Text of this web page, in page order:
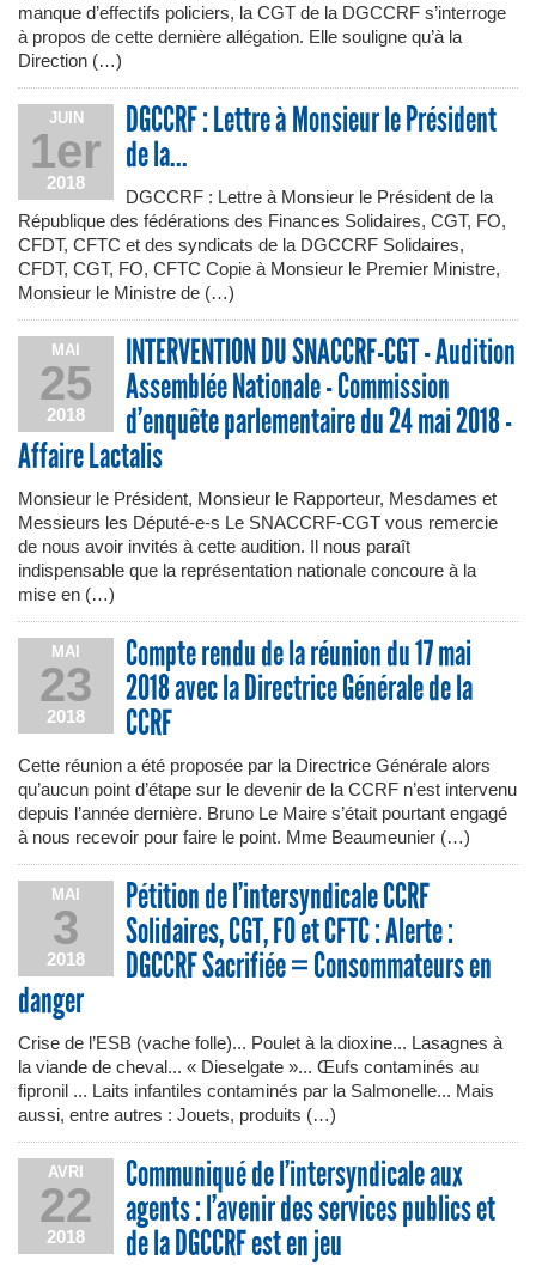
manque d’effectifs policiers, la CGT de la DGCCRF s’interroge
à propos de cette dernière allégation. Elle souligne qu’à la
Direction (…)
JUIN
1er
2018
DGCCRF : Lettre à Monsieur le Président
de la...
DGCCRF : Lettre à Monsieur le Président de la
République des fédérations des Finances Solidaires, CGT, FO,
CFDT, CFTC et des syndicats de la DGCCRF Solidaires,
CFDT, CGT, FO, CFTC Copie à Monsieur le Premier Ministre,
Monsieur le Ministre de (…)
MAI
25
2018
INTERVENTION DU SNACCRF-CGT - Audition
Assemblée Nationale - Commission
d’enquête parlementaire du 24 mai 2018 -
Affaire Lactalis
Monsieur le Président, Monsieur le Rapporteur, Mesdames et
Messieurs les Député-e-s Le SNACCRF-CGT vous remercie
de nous avoir invités à cette audition. Il nous paraît
indispensable que la représentation nationale concoure à la
mise en (…)
MAI
23
2018
Compte rendu de la réunion du 17 mai
2018 avec la Directrice Générale de la
CCRF
Cette réunion a été proposée par la Directrice Générale alors
qu’aucun point d’étape sur le devenir de la CCRF n’est intervenu
depuis l’année dernière. Bruno Le Maire s’était pourtant engagé
à nous recevoir pour faire le point. Mme Beaumeunier (…)
MAI
3
2018
Pétition de l’intersyndicale CCRF
Solidaires, CGT, FO et CFTC : Alerte :
DGCCRF Sacrifiée = Consommateurs en
danger
Crise de l’ESB (vache folle)... Poulet à la dioxine... Lasagnes à
la viande de cheval... « Dieselgate »... Œufs contaminés au
fipronil ... Laits infantiles contaminés par la Salmonelle... Mais
aussi, entre autres : Jouets, produits (…)
AVRI
22
2018
Communiqué de l’intersyndicale aux
agents : l’avenir des services publics et
de la DGCCRF est en jeu